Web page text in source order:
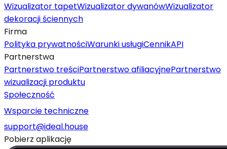
Wizualizator tapetWizualizator dywanówWizualizator
dekoracji ściennych
Firma
Polityka prywatnościWarunki usługiCennikAPI
Partnerstwa
Partnerstwo treściPartnerstwo afiliacyjnePartnerstwo
wizualizacji produktu
Społeczność
Wsparcie techniczne
support@ideal.house
Pobierz aplikację